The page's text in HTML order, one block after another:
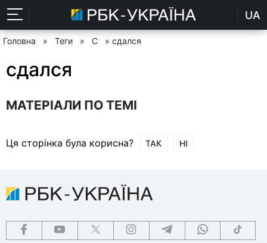
UA
Головна » Теги » С » сдался
сдался
МАТЕРІАЛИ ПО ТЕМІ
Ця сторінка була корисна? ТАК НІ